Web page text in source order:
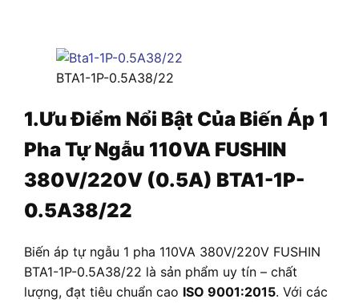
BTA1-1P-0.5A38/22
1.Ưu Điểm Nổi Bật Của Biến Áp 1
Pha Tự Ngẫu 110VA FUSHIN
380V/220V (0.5A) BTA1-1P-
0.5A38/22
Biến áp tự ngẫu 1 pha 110VA 380V/220V FUSHIN
BTA1-1P-0.5A38/22 là sản phẩm uy tín – chất
lượng, đạt tiêu chuẩn cao ISO 9001:2015. Với các